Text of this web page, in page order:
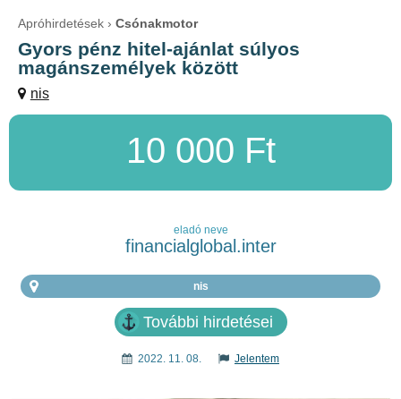
Apróhirdetések Csónakmotor
Gyors pénz hitel-ajánlat súlyos
magánszemélyek között
nis
10 000 Ft
eladó neve
financialglobal.inter
nis
További hirdetései
2022. 11. 08. Jelentem